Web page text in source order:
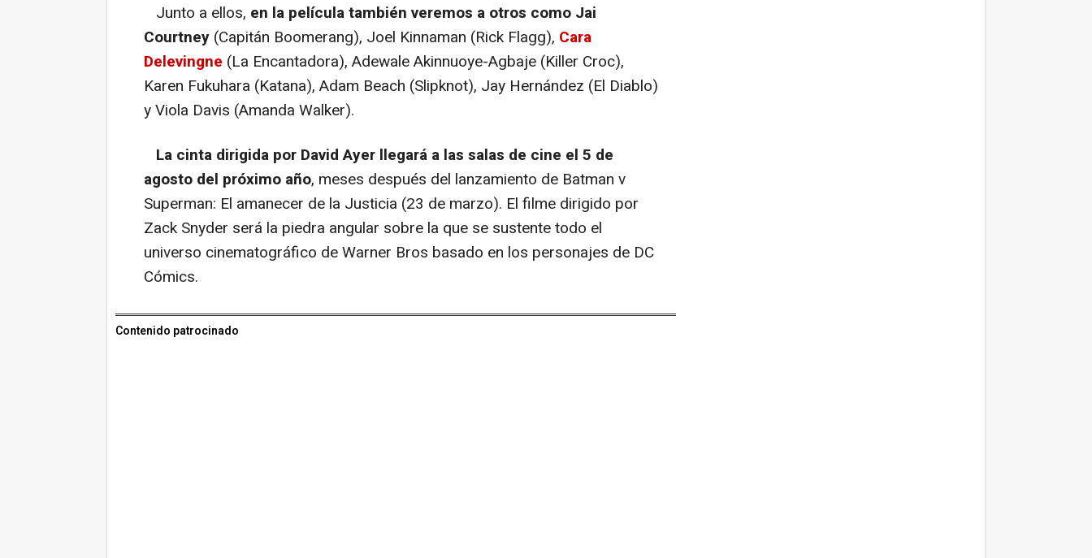
Junto a ellos, en la película también veremos a otros como Jai
Courtney (Capitán Boomerang), Joel Kinnaman (Rick Flagg), Cara
Delevingne (La Encantadora), Adewale Akinnuoye-Agbaje (Killer Croc),
Karen Fukuhara (Katana), Adam Beach (Slipknot), Jay Hernández (El Diablo)
y Viola Davis (Amanda Walker).
La cinta dirigida por David Ayer llegará a las salas de cine el 5 de
agosto del próximo año, meses después del lanzamiento de Batman v
Superman: El amanecer de la Justicia (23 de marzo). El filme dirigido por
Zack Snyder será la piedra angular sobre la que se sustente todo el
universo cinematográfico de Warner Bros basado en los personajes de DC
Cómics.
Contenido patrocinado